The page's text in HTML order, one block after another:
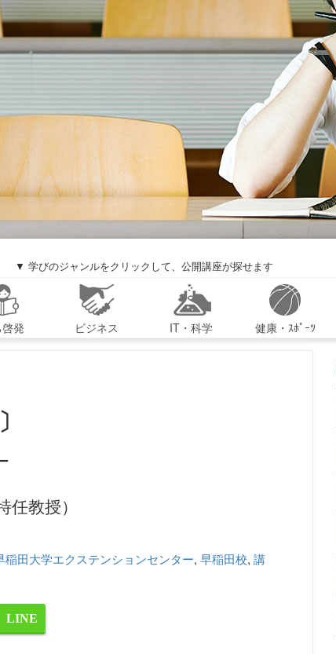
▼ 学びのジャンルをクリックして、公開講座が探せます
発 ビジネス IT・科学 健康・ｽﾎﾟｰﾂ
教授）
稲田大学エクステンションセンター, 早稲田校, 講
LINE